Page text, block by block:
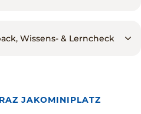
Wissens- & Lerncheck
JAKOMINIPLATZ